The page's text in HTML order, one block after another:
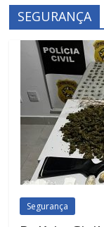
SEGURANÇA
Segurança